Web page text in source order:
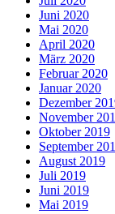
Juni 2020
Mai 2020
April 2020
März 2020
Februar 2020
Januar 2020
Dezember
November
Oktober 2019
September
August 2019
Juli 2019
Juni 2019
Mai 2019